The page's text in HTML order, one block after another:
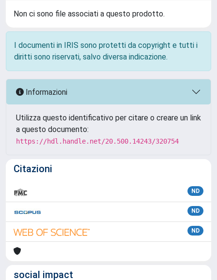
Non ci sono file associati a questo prodotto.
I documenti in IRIS sono protetti da copyright e tutti i
diritti sono riservati, salvo diversa indicazione.
Informazioni
Utilizza questo identificativo per citare o creare un link
a questo documento:
https://hdl.handle.net/20.500.14243/320754
Citazioni
ND
ND
ND
social impact